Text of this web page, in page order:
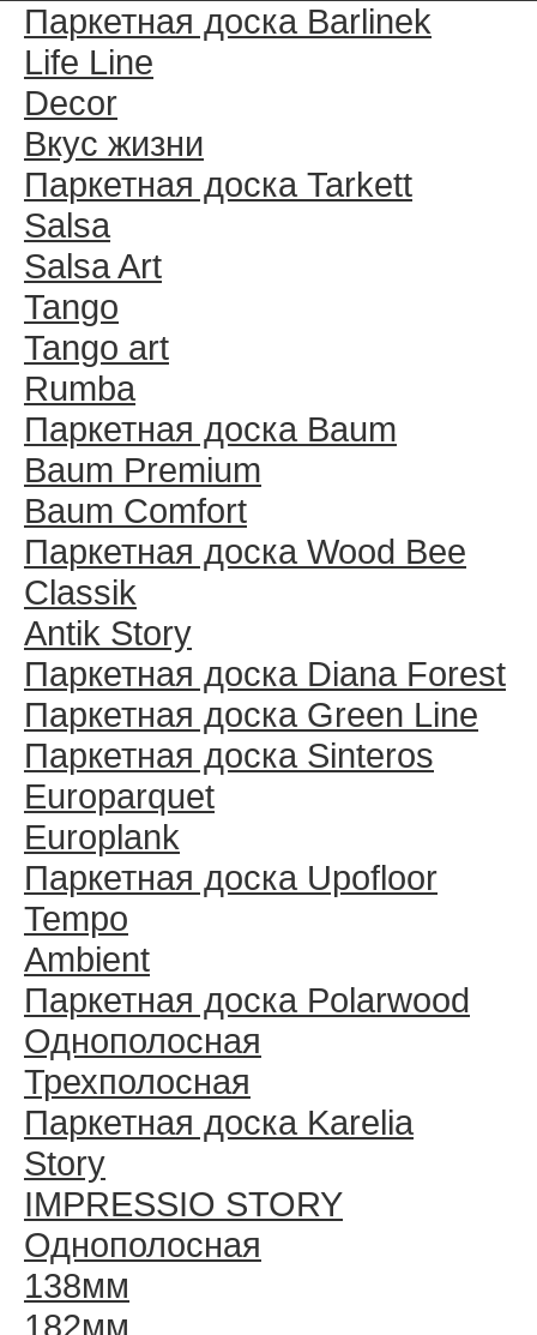
Паркетная доска Barlinek
Life Line
Decor
Вкус жизни
Паркетная доска Tarkett
Salsa
Salsa Art
Tango
Tango art
Rumba
Паркетная доска Baum
Baum Premium
Baum Comfort
Паркетная доска Wood Bee
Classik
Antik Story
Паркетная доска Diana Forest
Паркетная доска Green Line
Паркетная доска Sinteros
Europarquet
Europlank
Паркетная доска Upofloor
Tempo
Ambient
Паркетная доска Polarwood
Однополосная
Трехполосная
Паркетная доска Karelia
Story
IMPRESSIO STORY
Однополосная
138мм
182мм